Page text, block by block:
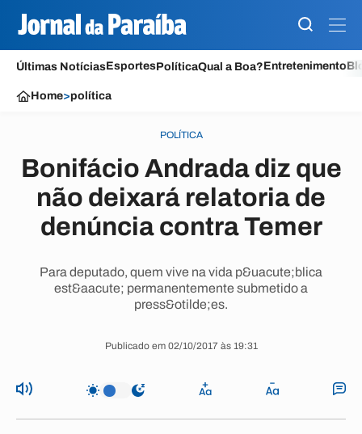
Últimas NotíciasEsportesPolíticaQual a Boa?Entretenimento
Home>política
POLÍTICA
Bonifácio Andrada diz que
não deixará relatoria de
denúncia contra Temer
Para deputado, quem vive na vida p&uacute;blica
est&aacute; permanentemente submetido a
press&otilde;es.
Publicado em 02/10/2017 às 19:31